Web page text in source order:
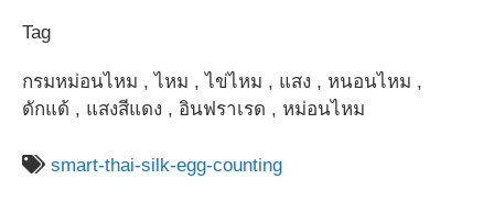
Tag
กรมหม่อนไหม , ไหม , ไข่ไหม , แสง , หนอนไหม ,
ดักแด้ , แสงสีแดง , อินฟราเรด , หม่อนไหม
smart-thai-silk-egg-counting